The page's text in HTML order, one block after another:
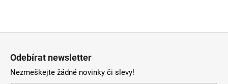
Odebírat newsletter
Nezmeškejte žádné novinky či slevy!